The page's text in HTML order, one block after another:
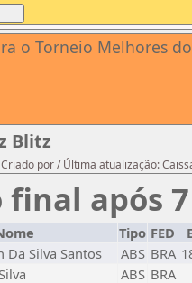
o Torneio Melhores
Blitz
por / Última atualização:
final após
Tipo FED
Da Silva Santos ABS BRA
ABS BRA